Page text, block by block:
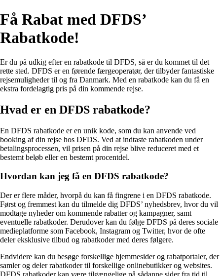
Få Rabat med DFDS’
Rabatkode!
Er du på udkig efter en rabatkode til DFDS, så er du kommet til det
rette sted. DFDS er en førende færgeoperatør, der tilbyder fantastiske
rejsemuligheder til og fra Danmark. Med en rabatkode kan du få en
ekstra fordelagtig pris på din kommende rejse.
Hvad er en DFDS rabatkode?
En DFDS rabatkode er en unik kode, som du kan anvende ved
booking af din rejse hos DFDS. Ved at indtaste rabatkoden under
betalingsprocessen, vil prisen på din rejse blive reduceret med et
bestemt beløb eller en bestemt procentdel.
Hvordan kan jeg få en DFDS rabatkode?
Der er flere måder, hvorpå du kan få fingrene i en DFDS rabatkode.
Først og fremmest kan du tilmelde dig DFDS’ nyhedsbrev, hvor du vil
modtage nyheder om kommende rabatter og kampagner, samt
eventuelle rabatkoder. Derudover kan du følge DFDS på deres sociale
medieplatforme som Facebook, Instagram og Twitter, hvor de ofte
deler eksklusive tilbud og rabatkoder med deres følgere.
Endvidere kan du besøge forskellige hjemmesider og rabatportaler, der
samler og deler rabatkoder til forskellige onlinebutikker og websites.